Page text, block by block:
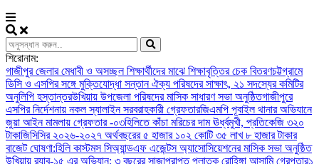
শিরোনাম:
গাজীপুর জেলার মেধাবী ও অসচ্ছল শিক্ষার্থীদের মাঝে শিক্ষাবৃত্তির চেক বিতরণচট্টগ্রামে
ডিসি ও এসপির সঙ্গে মুক্তিযোদ্ধা সন্তান ঐক্য পরিষদের সাক্ষাৎ, ২১ সদস্যের কমিটির
অনুলিপি হস্তান্তরউখিয়ায় উপজেলা পরিষদের মাসিক সাধারণ সভা অনুষ্ঠিতগাজীপুরে
এসপির নির্দেশনায় নকল স্যালাইন সরবরাহকারী গ্রেফতারজিএমপি পূবাইল থানার অভিযানে
জুয়া আইন মামলায় গ্রেফতার -০৩হিলিতে কাঁচা মরিচের দাম ঊর্ধ্বমুখী, প্রতিকেজি ৩২০
টাকাজিসিসির ২০২৬-২০২৭ অর্থবছরের ৫ হাজার ১০২ কোটি ৩৫ লাখ ৮ হাজার টাকার
বাজেট ঘোষণা:হিলি কাস্টমস সিঅ্যান্ডএফ এজেন্টস অ্যাসোসিয়েশনের মাসিক সভা অনুষ্ঠিত
উখিয়ায় র‍্যাব-১৫ এর অভিযান: ৩ বছরের সাজাপ্রাপ্ত পলাতক রোহিঙ্গা আসামি গ্রেপ্তার১